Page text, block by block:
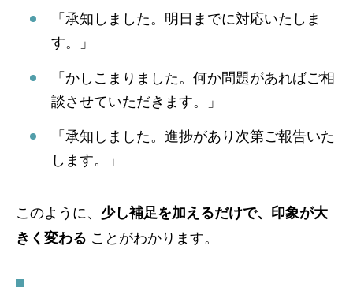
「承知しました。明日までに対応いたしま
す。」
「かしこまりました。何か問題があればご相
談させていただきます。」
「承知しました。進捗があり次第ご報告いた
します。」
このように、 少し補足を加えるだけで、印象が大
きく変わる ことがわかります。